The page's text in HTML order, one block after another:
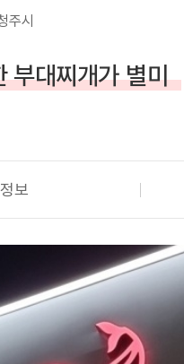
주시
부대찌개가 별미
보